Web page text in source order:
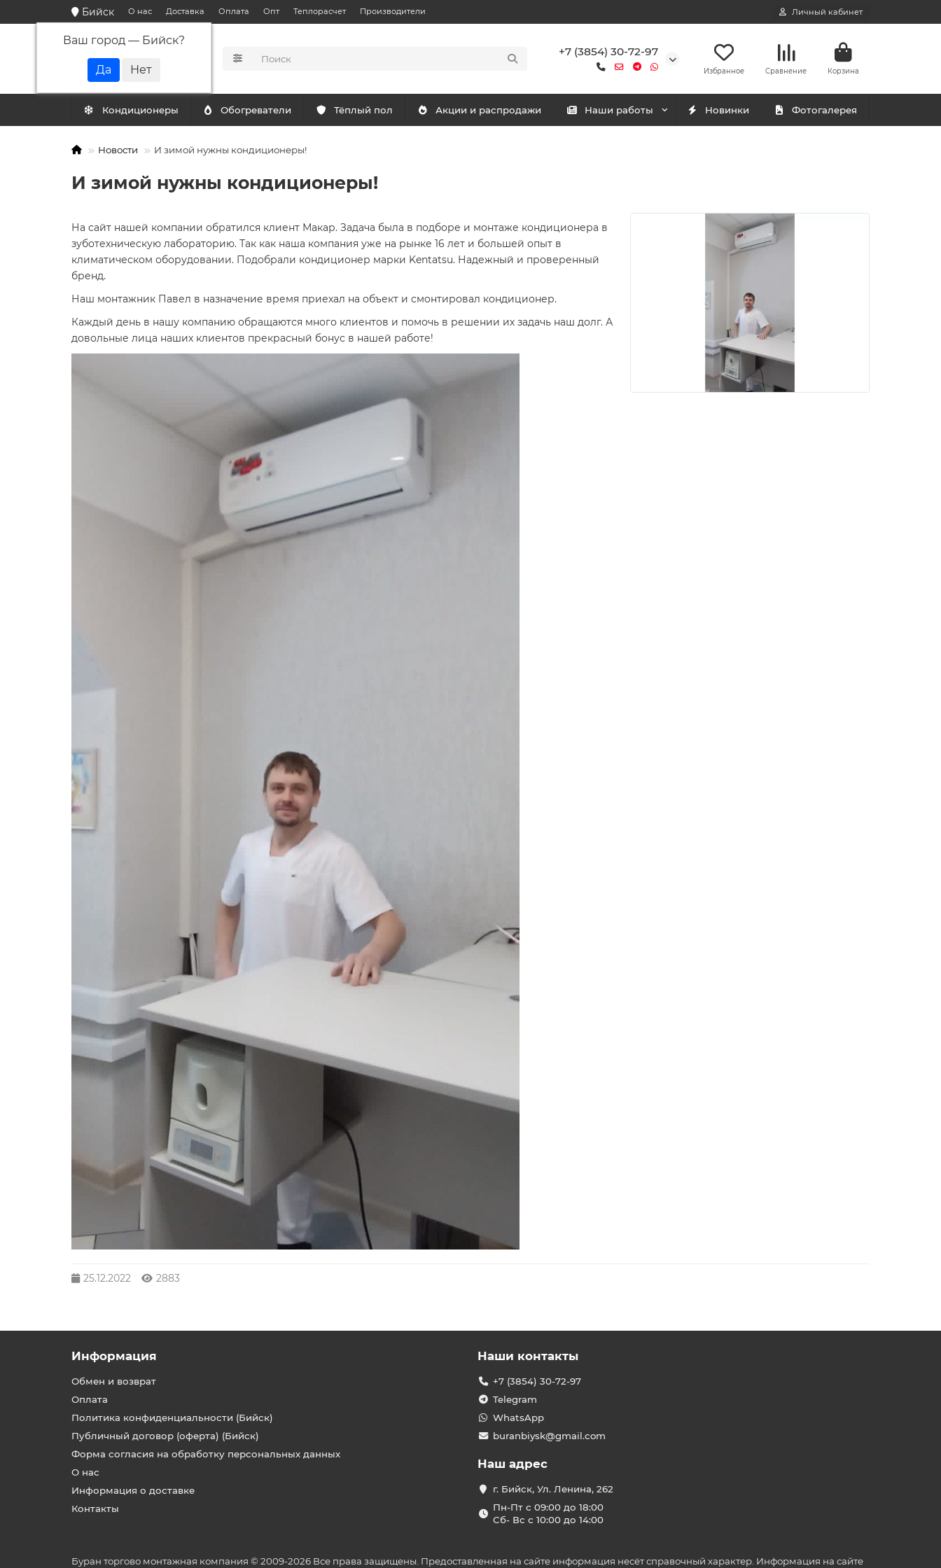
Бийск
Ваш город — Бийск?
О нас Доставка Оплата Опт Теплорасчет Производители Личный кабинет
+7 (3854) 30-72-97
Избранное Сравнение Корзина
Кондиционеры Обогреватели Тёплый пол Акции и распродажи Наши работы Новинки Фотогалерея
Новости И зимой нужны кондиционеры!
И зимой нужны кондиционеры!
На сайт нашей компании обратился клиент Макар. Задача была в подборе и монтаже кондиционера в
зуботехническую лабораторию. Так как наша компания уже на рынке 16 лет и большей опыт в
климатическом оборудовании. Подобрали кондиционер марки Kentatsu. Надежный и проверенный
бренд.
Наш монтажник Павел в назначение время приехал на объект и смонтировал кондиционер.
Каждый день в нашу компанию обращаются много клиентов и помочь в решении их задачь наш долг. А
довольные лица наших клиентов прекрасный бонус в нашей работе!
25.12.2022 2883
Информация
Обмен и возврат
Оплата
Политика конфиденциальности (Бийск)
Публичный договор (оферта) (Бийск)
Форма согласия на обработку персональных данных
О нас
Информация о доставке
Контакты
Наши контакты
+7 (3854) 30-72-97
Telegram
WhatsApp
buranbiysk@gmail.com
Наш адрес
г. Бийск, Ул. Ленина, 262
Пн-Пт с 09:00 до 18:00
Сб- Вс с 10:00 до 14:00
Буран торгово монтажная компания © 2009-2026 Все права защищены. Предоставленная на сайте информация несёт справочный характер. Информация на сайте